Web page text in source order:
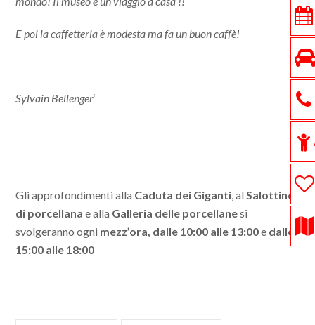
E poi la caffetteria è modesta ma fa un buon caffè!
Sylvain Bellenger‘
Gli approfondimenti alla Caduta dei Giganti, alSalottino
di porcellana e alla Galleria delle porcellanesi
svolgeranno ogni mezz’ora, dalle 10:00 alle 13:00e dalle
15:00 alle 18:00